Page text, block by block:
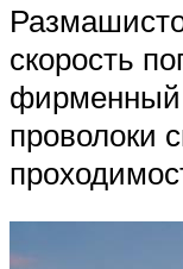
скорость
фирменный
проволоки